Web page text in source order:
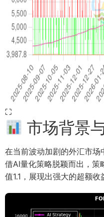
⛶
市场背景
在当前波动加剧的外汇市场
借AI量化策略脱颖而出，
值1.1，展现出强大的超额收